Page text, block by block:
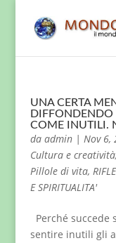
UNA CERTA
DIFFONDENDO
COME INUTILI.
da admin| Nov 6,
Cultura e creatività,
Pillole di vita,
E SPIRITUALITA'
Perché succede
sentire inutili gli